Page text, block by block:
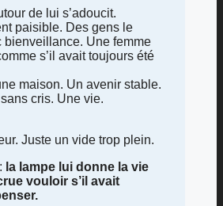
de lui s’adoucit.
paisible. Des gens le
bienveillance. Une femme
s’il avait toujours été
maison. Un avenir stable.
cris. Une vie.
Juste un vide trop plein.
la lampe lui donne la vie
vouloir s’il avait